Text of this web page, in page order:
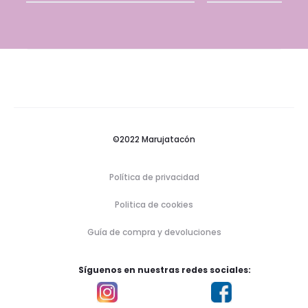
©2022 Marujatacón
Política de privacidad
Politica de cookies
Guía de compra y devoluciones
Síguenos en nuestras redes sociales: